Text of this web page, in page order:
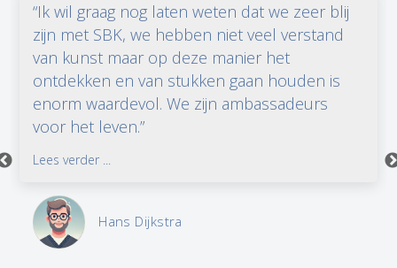
“Ik wil graag nog laten weten dat we zeer blij
zijn met SBK, we hebben niet veel verstand
van kunst maar op deze manier het
ontdekken en van stukken gaan houden is
enorm waardevol. We zijn ambassadeurs
voor het leven.”
Lees verder ...
Hans Dijkstra